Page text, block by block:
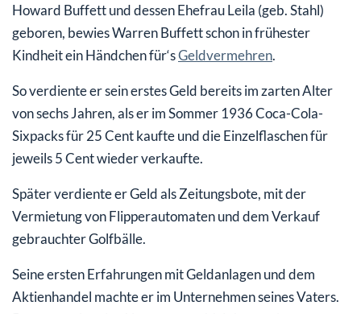
Howard Buffett und dessen Ehefrau Leila (geb. Stahl)
geboren, bewies Warren Buffett schon in frühester
Kindheit ein Händchen für‘sGeldvermehren.
So verdiente er sein erstes Geld bereits im zarten Alter
von sechs Jahren, als er im Sommer 1936 Coca-Cola-
Sixpacks für 25 Cent kaufte und die Einzelflaschen für
jeweils 5 Cent wieder verkaufte.
Später verdiente er Geld als Zeitungsbote, mit der
Vermietung von Flipperautomaten und dem Verkauf
gebrauchter Golfbälle.
Seine ersten Erfahrungen mit Geldanlagen und dem
Aktienhandel machte er im Unternehmen seines Vaters.